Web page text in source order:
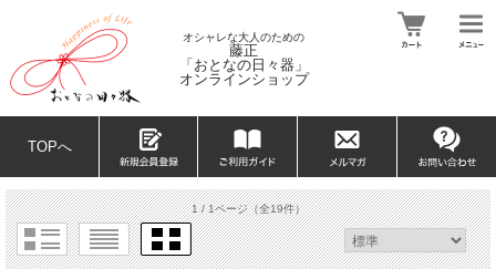
オシャレな大人のための
藤正
「おとなの日々器」
オンラインショップ
TOPへ
1 / 1ページ（全19件）